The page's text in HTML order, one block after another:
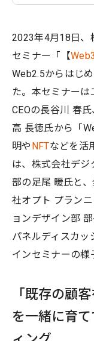
2023年4月18日、
セミナー「【
Web2.5からはじ
た。本セミナー
CEOの長谷川 春
高 長徳氏から「
明やNFTなどを活
は、株式会社デジ
部の足尾 暖氏と
社オプト プラン
ョンデザイン部
パネルディスカッ
インセミナーの様
「既存の顧
を一緒に育